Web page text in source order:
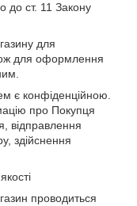
до ст. 11 Закону
для
для оформлення
є конфіденційною.
про Покупця
відправлення
здійснення
проводиться